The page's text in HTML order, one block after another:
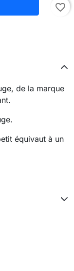
favorite_border
de la marque
équivaut à un